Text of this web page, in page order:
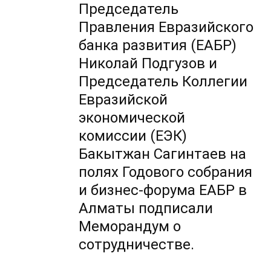
Председатель
Правления Евразийского
банка развития (ЕАБР)
Николай Подгузов и
Председатель Коллегии
Евразийской
экономической
комиссии (ЕЭК)
Бакытжан Сагинтаев на
полях Годового собрания
и бизнес-форума ЕАБР в
Алматы подписали
Меморандум о
сотрудничестве.